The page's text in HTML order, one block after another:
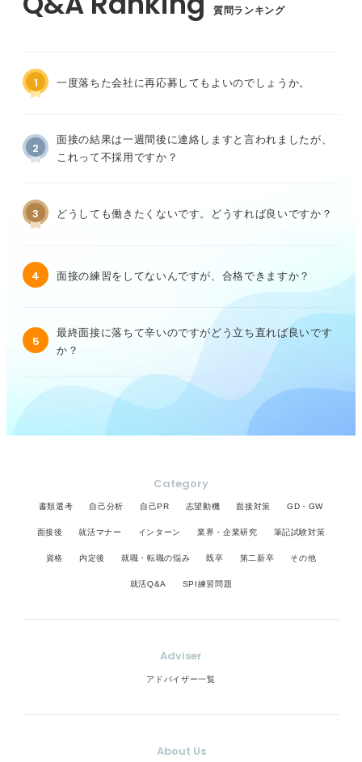
質問ランキング
1 一度落ちた会社に再応募してもよいのでしょうか。
2
面接の結果は一週間後に連絡しますと言われましたが、
これって不採用ですか？
3 どうしても働きたくないです。どうすれば良いですか？
4 面接の練習をしてないんですが、合格できますか？
5
最終面接に落ちて辛いのですがどう立ち直れば良いです
か？
Category
書類選考 自己分析 自己PR 志望動機 面接対策 GD・GW
面接後 就活マナー インターン 業界・企業研究 筆記試験対策
資格 内定後 就職・転職の悩み 既卒 第二新卒 その他
就活Q&A SPI練習問題
Adviser
アドバイザー一覧
About Us